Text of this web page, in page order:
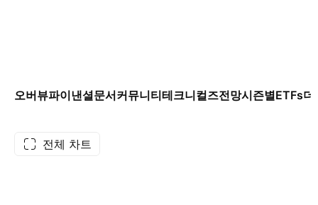
오버뷰파이낸셜문서커뮤니티테크니컬즈전망시즌별ETFs더
전체 차트